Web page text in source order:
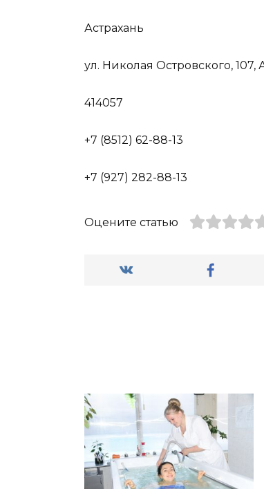
Астрахань
ул. Николая Островского, 107,
414057
+7 (8512) 62-88-13
+7 (927) 282-88-13
Оцените статью